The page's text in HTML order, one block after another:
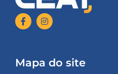
Mapa do site